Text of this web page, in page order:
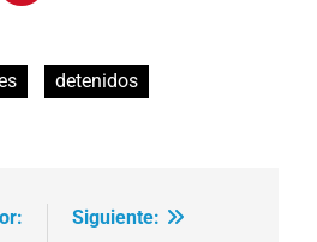
detenidos
Siguiente: